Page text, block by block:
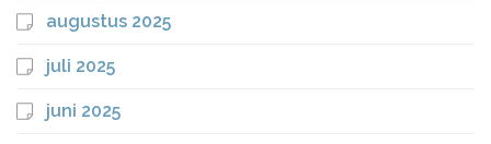
augustus 2025
juli 2025
juni 2025